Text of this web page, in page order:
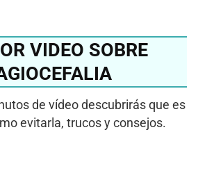
VIDEO SOBRE
de vídeo descubrirás que es
evitarla, trucos y consejos.